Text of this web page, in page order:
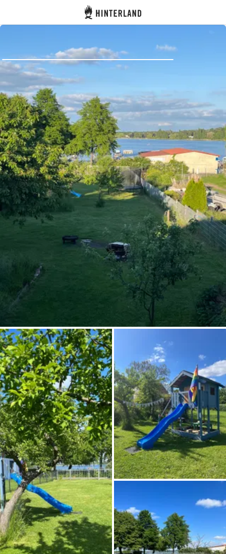
Hinterland
Se connecter
Créer un compte
Devenir hôte·sse
Emplacements
Hébergements
Routes
Demande à Howdy
Inspiration photo
Conseils et inspirations
Bons cadeaux
À propos de nous
Shop
Contact
Select language